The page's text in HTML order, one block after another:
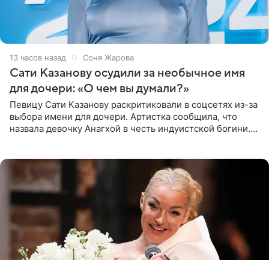
13 часов назад Соня Жарова
Сати Казанову осудили за необычное имя
для дочери: «О чем вы думали?»
Певицу Сати Казанову раскритиковали в соцсетях из-за
выбора имени для дочери. Артистка сообщила, что
назвала девочку Анагхой в честь индуистской богини.